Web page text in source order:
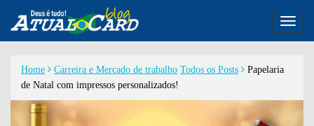
Toggle
Home Carreira e Mercado de trabalho Todos os Posts
Papelaria
de Natal com impressos personalizados!